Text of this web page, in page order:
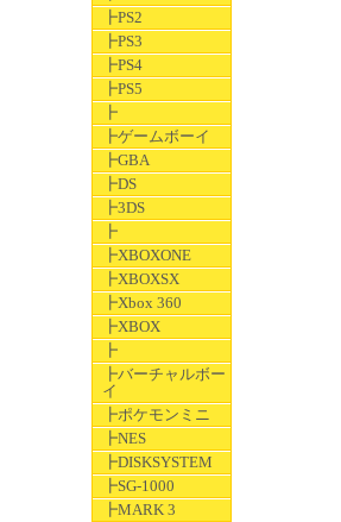
┣PS2
┣PS3
┣PS4
┣PS5
┣
┣ゲームボーイ
┣GBA
┣DS
┣3DS
┣
┣XBOXONE
┣XBOXSX
┣Xbox 360
┣XBOX
┣
┣バーチャルボー
イ
┣ポケモンミニ
┣NES
┣DISKSYSTEM
┣SG-1000
┣MARK 3